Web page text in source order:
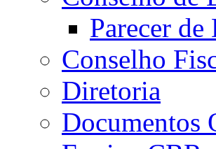
Parecer de
Conselho
Diretoria
Documentos